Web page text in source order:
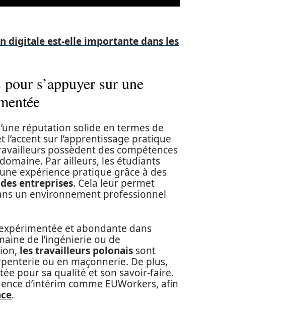
digitale est-elle importante dans les
s’appuyer sur une
réputation solide en termes de
sur l’apprentissage pratique
possèdent des compétences
Par ailleurs, les étudiants
expérience pratique grâce à des
entreprises. Cela leur permet
un environnement professionnel
et abondante dans
de l’ingénierie ou de
les travailleurs polonais sont
ou en maçonnerie. De plus,
pour sa qualité et son savoir-faire.
d’intérim comme EUWorkers, afin
.